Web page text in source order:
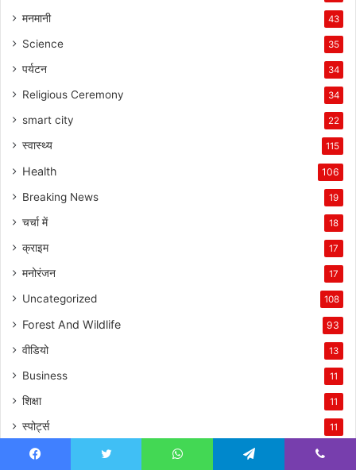
मनमानी 43
Science 35
पर्यटन 34
Religious Ceremony 34
smart city 22
स्वास्थ्य 115
Health 106
Breaking News 19
चर्चा में 18
क्राइम 17
मनोरंजन 17
Uncategorized 108
Forest And Wildlife 93
वीडियो 13
Business 11
शिक्षा 11
स्पोर्ट्स 11
फीचर्ड